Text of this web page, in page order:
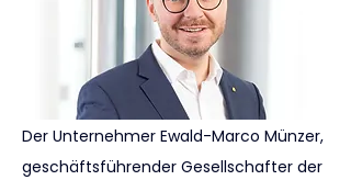
Der Unternehmer Ewald-Marco Münzer,
geschäftsführender Gesellschafter der